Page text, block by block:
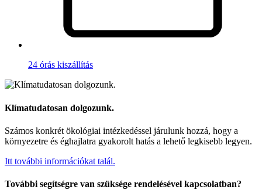
24 órás kiszállítás
Klímatudatosan dolgozunk.
Számos konkrét ökológiai intézkedéssel járulunk hozzá, hogy a
környezetre és éghajlatra gyakorolt hatás a lehető legkisebb legyen.
Itt további információkat talál.
További segítségre van szüksége rendelésével kapcsolatban?